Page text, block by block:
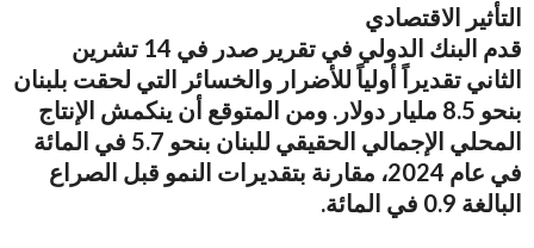
التأثير الاقتصادي
قدم البنك الدولي في تقرير صدر في 14 تشرين
الثاني تقديراً أولياً للأضرار والخسائر التي لحقت بلبنان
بنحو 8.5 مليار دولار. ومن المتوقع أن ينكمش الإنتاج
المحلي الإجمالي الحقيقي للبنان بنحو 5.7 في المائة
في عام 2024، مقارنة بتقديرات النمو قبل الصراع
البالغة 0.9 في المائة.